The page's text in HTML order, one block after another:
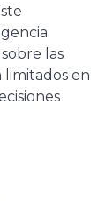
las
limitados en